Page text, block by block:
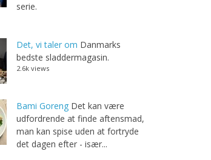
serie.
Det, vi taler om Danmarks
bedste sladdermagasin.
2.6k views
Bami Goreng Det kan være
udfordrende at finde aftensmad,
man kan spise uden at fortryde
det dagen efter - især...